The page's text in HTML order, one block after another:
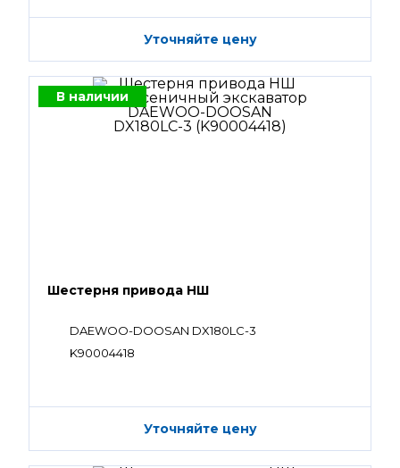
Уточняйте цену
В наличии
Шестерня привода НШ
DAEWOO-DOOSAN DX180LC-3
K90004418
Уточняйте цену